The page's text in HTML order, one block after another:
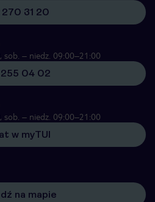
270 31 20
– niedz. 09:00–21:00
04 02
– niedz. 09:00–21:00
w myTUI
na mapie